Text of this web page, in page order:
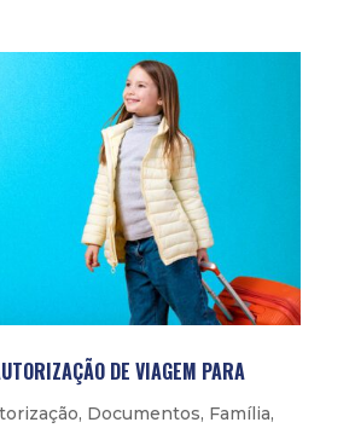
DE VIAGEM PARA
, Documentos, Família,